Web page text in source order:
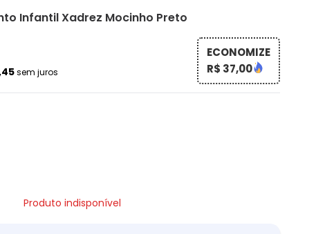
Infantil Xadrez Mocinho Preto
sem juros
ECONOMIZE
R$ 37,00
Produto indisponível